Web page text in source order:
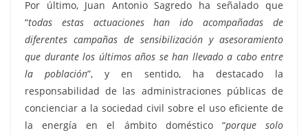
Por último, Juan Antonio Sagredo ha señalado que
“todas estas actuaciones han ido acompañadas de
diferentes campañas de sensibilización y asesoramiento
que durante los últimos años se han llevado a cabo entre
la población”, y en sentido, ha destacado la
responsabilidad de las administraciones públicas de
concienciar a la sociedad civil sobre el uso eficiente de
la energía en el ámbito doméstico “porque solo